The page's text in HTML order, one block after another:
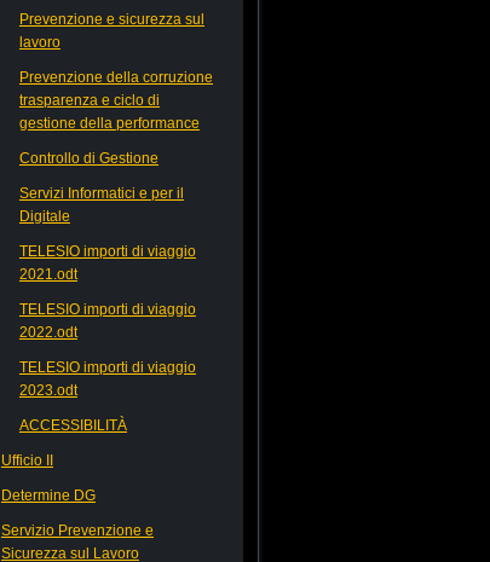
Prevenzione e sicurezza sul
lavoro
Prevenzione della corruzione
trasparenza e ciclo di
gestione della performance
Controllo di Gestione
Servizi Informatici e per il
Digitale
TELESIO importi di viaggio
2021.odt
TELESIO importi di viaggio
2022.odt
TELESIO importi di viaggio
2023.odt
ACCESSIBILITÀ
Ufficio II
Determine DG
Servizio Prevenzione e
Sicurezza sul Lavoro